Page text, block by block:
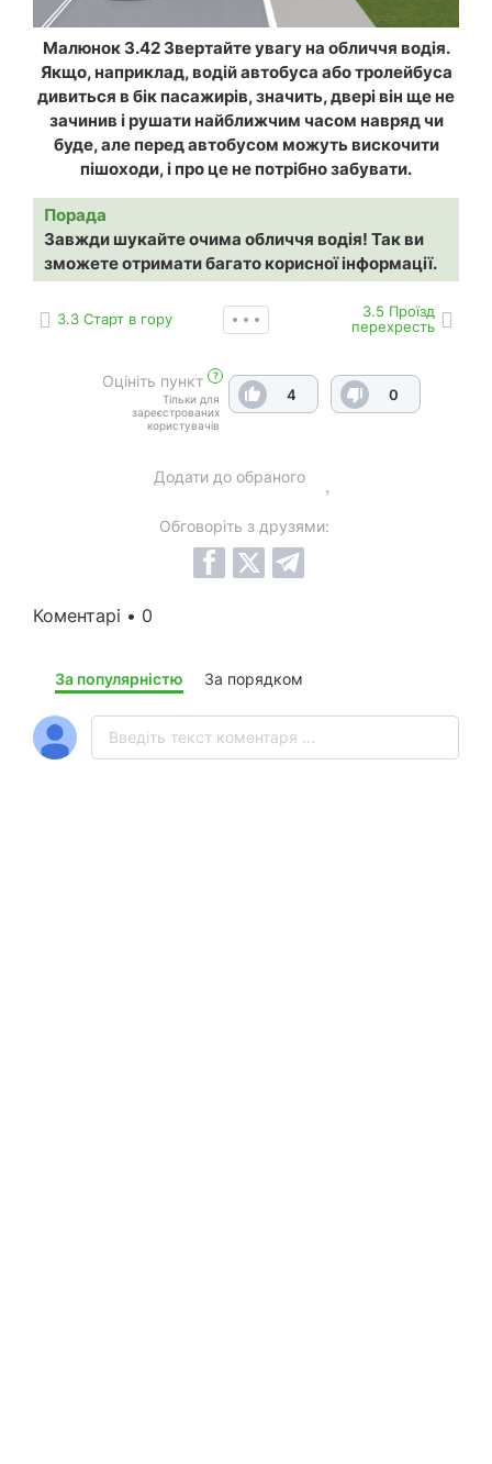
Малюнок 3.42 Звертайте увагу на обличчя водія.
Якщо, наприклад, водій автобуса або тролейбуса
дивиться в бік пасажирів, значить, двері він ще не
зачинив і рушати найближчим часом навряд чи
буде, але перед автобусом можуть вискочити
пішоходи, і про це не потрібно забувати.
Порада
Завжди шукайте очима обличчя водія! Так ви
зможете отримати багато корисної інформації.
3.3 Старт в гору
3.5 Проїзд
перехресть
Оцініть пункт ?
Тільки для
зареєстрованих
користувачів
4 0
Додати до обраного
Обговоріть з друзями:
Коментарі • 0
За популярністю За порядком